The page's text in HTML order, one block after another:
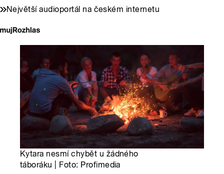
Největší audioportál na českém internetu
Kytara nesmí chybět u žádného
táboráku | Foto: Profimedia